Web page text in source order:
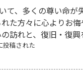
て、多くの尊い命
た方々に心よりお
訪れと、復旧・復興
投稿された